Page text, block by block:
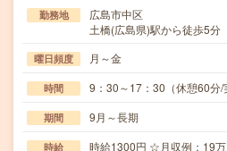
勤務地
広島市中区
土橋(広島県)駅から徒歩5分
曜日頻度 月～金
時間 9：30～17：30（休憩60分/
期間 9月～長期
時給
時給1300円 ☆月収例：19